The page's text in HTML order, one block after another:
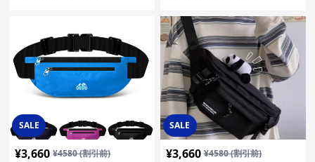
SALE
¥3,660 ¥4580(割引前)
SALE
¥3,660 ¥4580(割引前)